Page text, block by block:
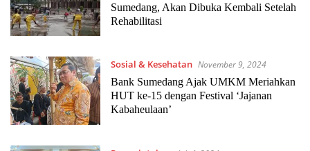
Sumedang, Akan Dibuka Kembali Setelah
Rehabilitasi
Sosial & Kesehatan November 9, 2024
Bank Sumedang Ajak UMKM Meriahkan
HUT ke-15 dengan Festival ‘Jajanan
Kabaheulaan’